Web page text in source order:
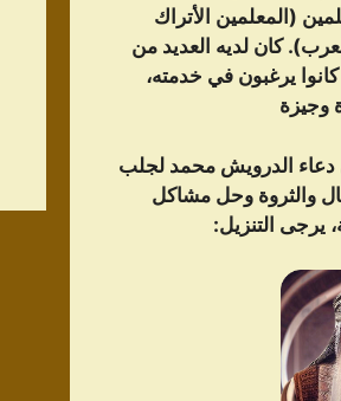
(المعلمين الأتراك
كان لديه العديد من
كانوا يرغبون في خدمته،
وجيزة
الدرویش محمد لجلب
والثروة وحل مشاكل
يرجى التنزيل: